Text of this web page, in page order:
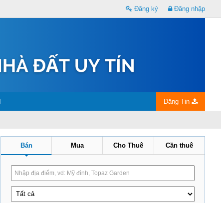
Đăng ký Đăng nhập
Đăng Tin
Bán Mua Cho Thuê Cần thuê